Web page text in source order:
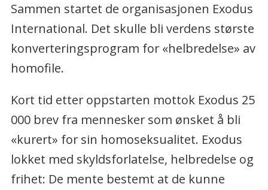
Sammen startet de organisasjonen Exodus
International. Det skulle bli verdens største
konverteringsprogram for «helbredelse» av
homofile.
Kort tid etter oppstarten mottok Exodus 25
000 brev fra mennesker som ønsket å bli
«kurert» for sin homoseksualitet. Exodus
lokket med skyldsforlatelse, helbredelse og
frihet: De mente bestemt at de kunne